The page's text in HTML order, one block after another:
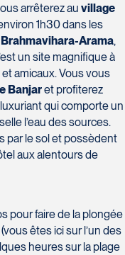
arrêterez au village
1h30 dans les
Brahmavihara-Arama,
un site magnifique à
amicaux. Vous vous
Banjaret profiterez
qui comporte un
l’eau des sources.
par le sol et possèdent
aux alentours de
pour faire de la plongée
êtes ici sur l’un des
heures sur la plage
la